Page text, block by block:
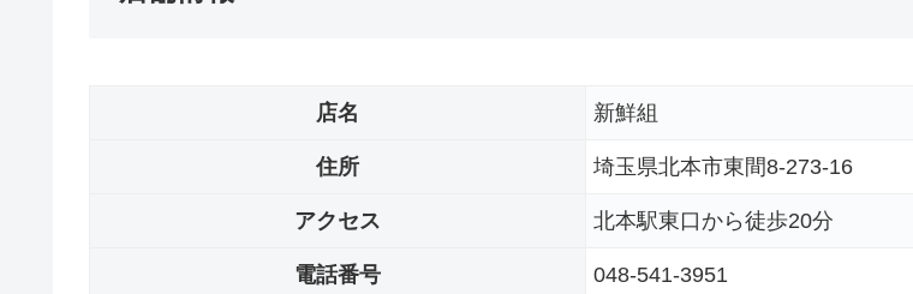
店名 新鮮組
住所 埼玉県北本市東間8-273-16
アクセス 北本駅東口から徒歩20分
電話番号 048-541-3951